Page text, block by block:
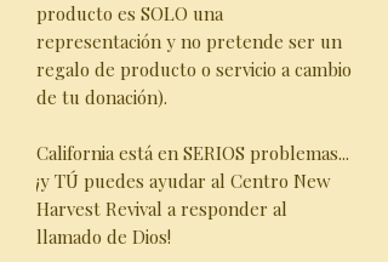
producto es SOLO una
representación y no pretende ser un
regalo de producto o servicio a cambio
de tu donación).
California está en SERIOS problemas...
¡y TÚ puedes ayudar al Centro New
Harvest Revival a responder al
llamado de Dios!